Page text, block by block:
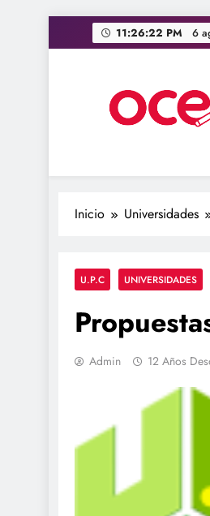
al
11:26:23 PM 6
OCE
Inicio Universidades
U.P.C UNIVERSIDADES
Admin 12 Años